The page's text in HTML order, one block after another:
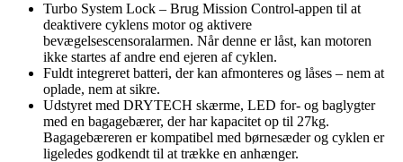
Turbo System Lock – Brug Mission Control-appen til at
deaktivere cyklens motor og aktivere
bevægelsescensoralarmen. Når denne er låst, kan motoren
ikke startes af andre end ejeren af cyklen.
Fuldt integreret batteri, der kan afmonteres og låses – nem at
oplade, nem at sikre.
Udstyret med DRYTECH skærme, LED for- og baglygter
med en bagagebærer, der har kapacitet op til 27kg.
Bagagebæreren er kompatibel med børnesæder og cyklen er
ligeledes godkendt til at trække en anhænger.